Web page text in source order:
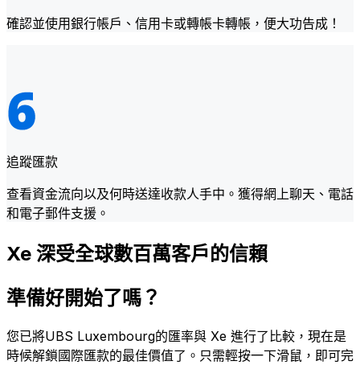
確認並使用銀行帳戶、信用卡或轉帳卡轉帳，便大功告成！
追蹤匯款
查看資金流向以及何時送達收款人手中。獲得網上聊天、電話
和電子郵件支援。
Xe 深受全球數百萬客戶的信賴
準備好開始了嗎？
您已將UBS Luxembourg的匯率與 Xe 進行了比較，現在是
時候解鎖國際匯款的最佳價值了。只需輕按一下滑鼠，即可完